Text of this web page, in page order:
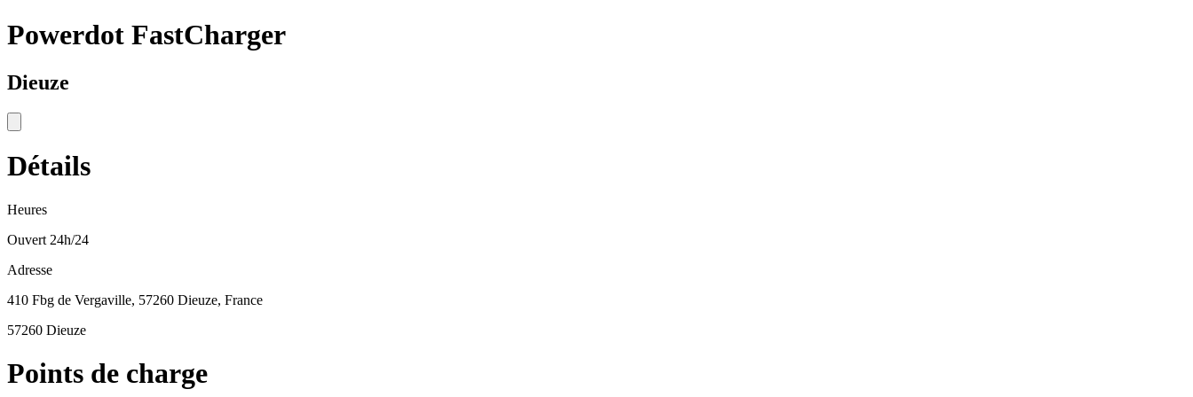
Powerdot FastCharger
Dieuze
Détails
Heures
Ouvert 24h/24
Adresse
410 Fbg de Vergaville, 57260 Dieuze, France
57260 Dieuze
Points de charge